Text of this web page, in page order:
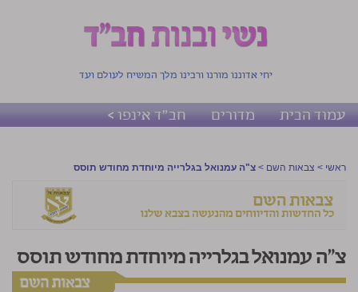
יחי אדוננו מורנו ורבינו מלך המשיח לעולם ועד
עמוד הבית מדורים חב"ד אינפו >
ראשי > צבאות השם > צ"ה עמנואל בגלרייה מיוחדת מחודש תוסס
צ"ה עמנואל בגלרייה מיוחדת מחודש תוסס